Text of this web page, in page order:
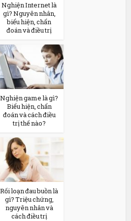
Nghiện Internet là
gì? Nguyên nhân,
biểu hiện, chẩn
đoán và điều trị
Nghiện game là gì?
Biểu hiện, chẩn
đoán và cách điều
trị thế nào?
Rối loạn đau buồn là
gì? Triệu chứng,
nguyên nhân và
cách điều trị